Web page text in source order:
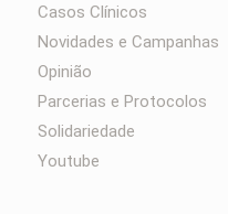
Casos Clínicos
Novidades e Campanhas
Opinião
Parcerias e Protocolos
Solidariedade
Youtube